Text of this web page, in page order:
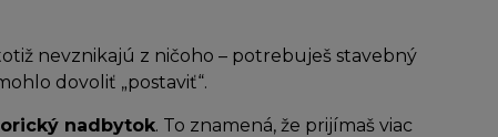
nevznikajú z ničoho – potrebuješ stavebný
dovoliť „postaviť“.
nadbytok. To znamená, že prijímaš viac